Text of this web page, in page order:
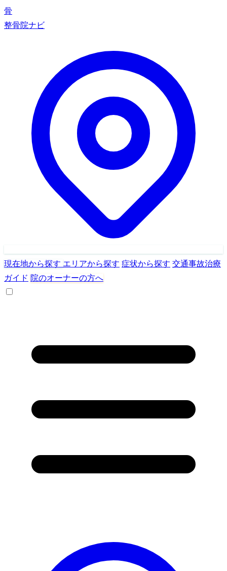
骨
整骨院ナビ
現在地から探す エリアから探す 症状から探す 交通事故治療
ガイド 院のオーナーの方へ